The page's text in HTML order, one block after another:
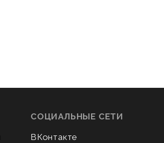
СОЦИАЛЬНЫЕ СЕТИ
ВКонтакте